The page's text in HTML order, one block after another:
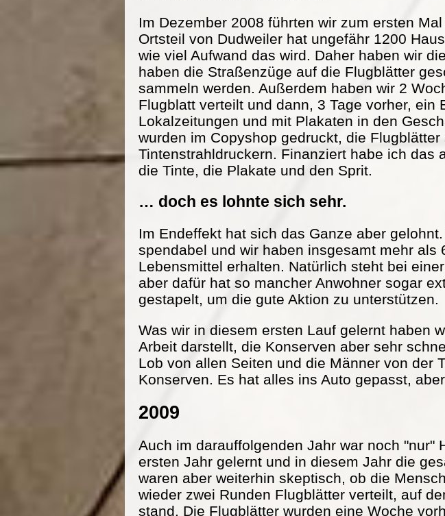
Im Dezember 2008 führten wir zum ersten
Ortsteil von Dudweiler hat ungefähr 1200
wie viel Aufwand das wird. Daher haben wir
haben die Straßenzüge auf die Flugblätter
sammeln werden. Außerdem haben wir 2
Flugblatt verteilt und dann, 3 Tage vorher,
Lokalzeitungen und mit Plakaten in den
wurden im Copyshop gedruckt, die
Tintenstrahldruckern. Finanziert habe ich das
die Tinte, die Plakate und den Sprit.
… doch es lohnte sich sehr.
Im Endeffekt hat sich das Ganze aber
spendabel und wir haben insgesamt mehr
Lebensmittel erhalten. Natürlich steht bei
aber dafür hat so mancher Anwohner sogar
gestapelt, um die gute Aktion zu unterstützen.
Was wir in diesem ersten Lauf gelernt haben
Arbeit darstellt, die Konserven aber sehr
Lob von allen Seiten und die Männer von der
Konserven. Es hat alles ins Auto gepasst,
2009
Auch im darauffolgenden Jahr war noch "nur"
ersten Jahr gelernt und in diesem Jahr die
waren aber weiterhin skeptisch, ob die
wieder zwei Runden Flugblätter verteilt, auf
stand. Die Flugblätter wurden eine Woche